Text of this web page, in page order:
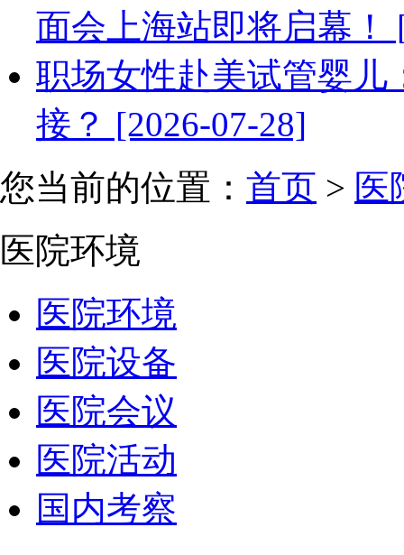
面会上海站即将启幕！
职场女性赴美试管婴儿
接？ [2026-07-28]
您当前的位置： 首页 > 医
医院环境
医院环境
医院设备
医院会议
医院活动
国内考察